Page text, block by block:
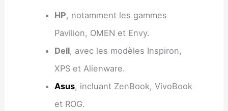
HP, notamment les gammes
Pavilion, OMEN et Envy.
Dell, avec les modèles Inspiron,
XPS et Alienware.
Asus, incluant ZenBook, VivoBook
et ROG.